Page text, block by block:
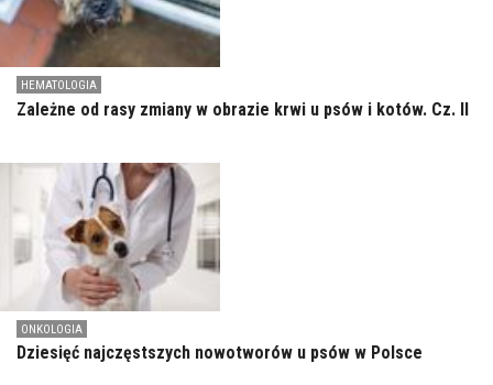
HEMATOLOGIA
Zależne od rasy zmiany w obrazie krwi u psów i kotów. Cz. II
ONKOLOGIA
Dziesięć najczęstszych nowotworów u psów w Polsce